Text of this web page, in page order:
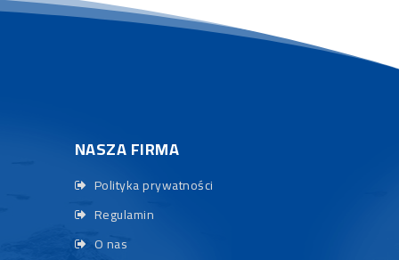
NASZA FIRMA
Polityka prywatności
Regulamin
O nas